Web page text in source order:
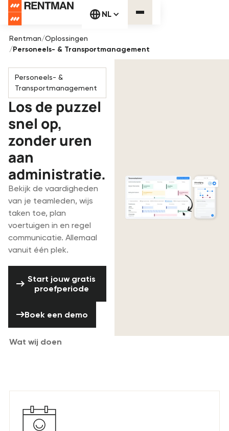
NL
Rentman/Oplossingen
/Personeels- & Transportmanagement
Personeels- &
Transportmanagement
Los de puzzel
snel op,
zonder uren
aan
administratie.
Bekijk de vaardigheden
van je teamleden, wijs
taken toe, plan
voertuigen in en regel
communicatie. Allemaal
vanuit één plek.
Start jouw gratis
proefperiode
Boek een demo
Wat wij doen